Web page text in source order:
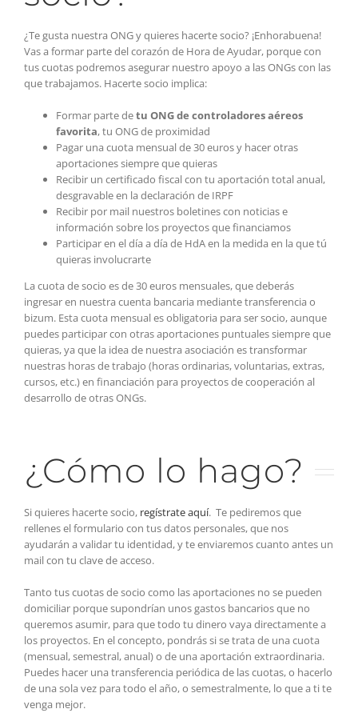
¿Te gusta nuestra ONG y quieres hacerte socio? ¡Enhorabuena!
Vas a formar parte del corazón de Hora de Ayudar, porque con
tus cuotas podremos asegurar nuestro apoyo a las ONGs con las
que trabajamos. Hacerte socio implica:
Formar parte detu ONG de controladores aéreos
favorita, tu ONG de proximidad
Pagar una cuota mensual de 30 euros y hacer otras
aportaciones siempre que quieras
Recibir un certificado fiscal con tu aportación total anual,
desgravable en la declaración de IRPF
Recibir por mail nuestros boletines con noticias e
información sobre los proyectos que financiamos
Participar en el día a día de HdA en la medida en la que tú
quieras involucrarte
La cuota de socio es de 30 euros mensuales, que deberás
ingresar en nuestra cuenta bancaria mediante transferencia o
bizum. Esta cuota mensual es obligatoria para ser socio, aunque
puedes participar con otras aportaciones puntuales siempre que
quieras, ya que la idea de nuestra asociación es transformar
nuestras horas de trabajo (horas ordinarias, voluntarias, extras,
cursos, etc.) en financiación para proyectos de cooperación al
desarrollo de otras ONGs.
¿Cómo lo hago?
Si quieres hacerte socio, regístrate aquí. Te pediremos que
rellenes el formulario con tus datos personales, que nos
ayudarán a validar tu identidad, y te enviaremos cuanto antes un
mail con tu clave de acceso.
Tanto tus cuotas de socio como las aportaciones no se pueden
domiciliar porque supondrían unos gastos bancarios que no
queremos asumir, para que todo tu dinero vaya directamente a
los proyectos. En el concepto, pondrás si se trata de una cuota
(mensual, semestral, anual) o de una aportación extraordinaria.
Puedes hacer una transferencia periódica de las cuotas, o hacerlo
de una sola vez para todo el año, o semestralmente, lo que a ti te
venga mejor.